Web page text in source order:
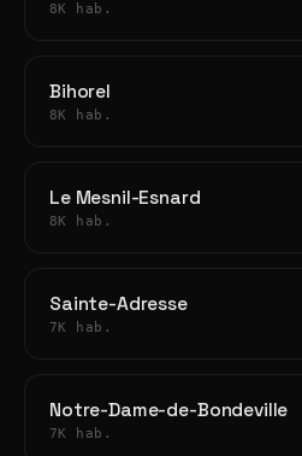
8K hab.
Bihorel
8K hab.
Le Mesnil-Esnard
8K hab.
Sainte-Adresse
7K hab.
Notre-Dame-de-Bondeville
7K hab.